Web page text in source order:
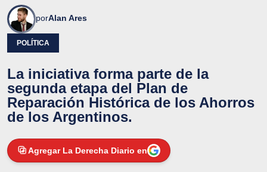
porAlan Ares
POLÍTICA
La iniciativa forma parte de la
segunda etapa del Plan de
Reparación Histórica de los Ahorros
de los Argentinos.
Agregar La Derecha Diario en